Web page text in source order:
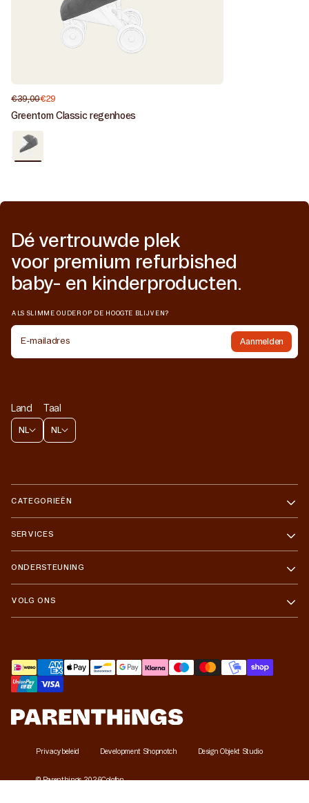
€29
Normale
prijs
€39,00
Greentom Classic regenhoes
Nieuw
Land
NL
Taal
NL
Dé vertrouwde plek
voor premium refurbished
baby- en kinderproducten.
CATEGORIEËN
SERVICES
ONDERSTEUNING
VOLG ONS
ALS SLIMME OUDER OP DE HOOGTE BLIJVEN?
E-mailadres Aanmelden
Betaalmethoden
©Parenthings2026Colofon
Privacybeleid Development Shopnotch Design Objekt Studio